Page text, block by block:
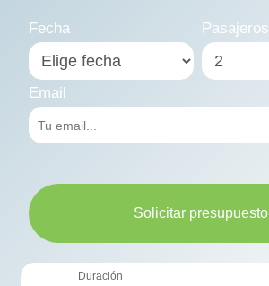
Fecha Pasajeros
Email
Solicitar presupuesto
Duración